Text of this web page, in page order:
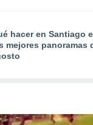
hacer en Santiago
mejores panoramas